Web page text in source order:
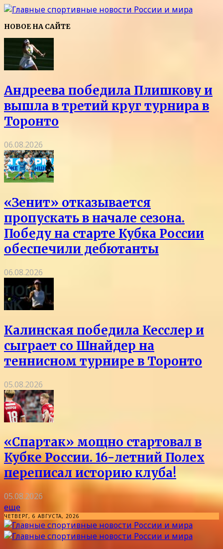
НОВОЕ НА САЙТЕ
Андреева победила Плишкову и
вышла в третий круг турнира в
Торонто
06.08.2026
«Зенит» отказывается
пропускать в начале сезона.
Победу на старте Кубка России
обеспечили дебютанты
06.08.2026
Калинская победила Кесслер и
сыграет со Шнайдер на
теннисном турнире в Торонто
05.08.2026
«Спартак» мощно стартовал в
Кубке России. 16-летний Полех
переписал историю клуба!
05.08.2026
еще
ЧЕТВЕРГ, 6 АВГУСТА, 2026